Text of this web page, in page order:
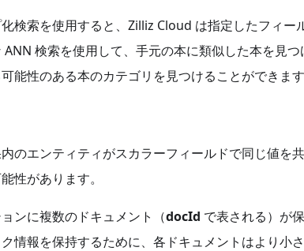
検索を使用すると、Zilliz Cloud は指定したフィー
ANN 検索を使用して、手元の本に類似した本を見
能性のある本のカテゴリを見つけることができま
のエンティティがスカラーフィールドで同じ値を
性があります。
ンに複数のドキュメント（docId で表される）が
情報を保持するために、各ドキュメントはより小